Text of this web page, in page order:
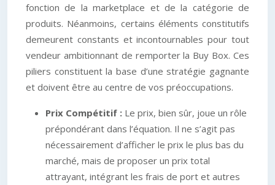
fonction de la marketplace et de la catégorie de
produits. Néanmoins, certains éléments constitutifs
demeurent constants et incontournables pour tout
vendeur ambitionnant de remporter la Buy Box. Ces
piliers constituent la base d’une stratégie gagnante
et doivent être au centre de vos préoccupations.
Prix Compétitif : Le prix, bien sûr, joue un rôle
prépondérant dans l’équation. Il ne s’agit pas
nécessairement d’afficher le prix le plus bas du
marché, mais de proposer un prix total
attrayant, intégrant les frais de port et autres